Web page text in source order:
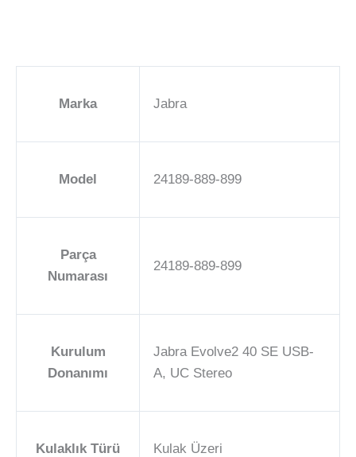
Marka ‎Jabra
Model ‎24189-889-899
Parça
Numarası
‎24189-889-899
Kurulum
Donanımı
‎Jabra Evolve2 40 SE USB-
A, UC Stereo
Kulaklık Türü ‎Kulak Üzeri